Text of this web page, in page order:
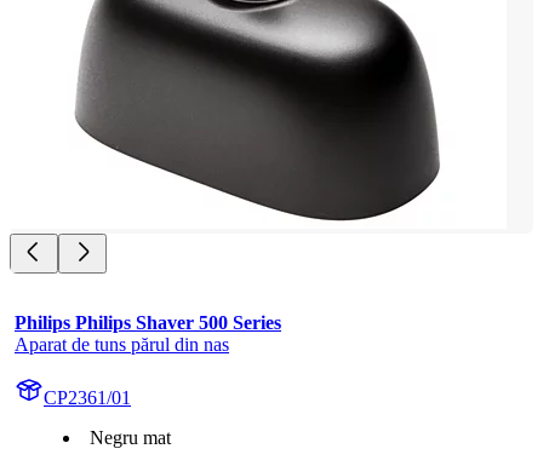
Philips Philips Shaver 500 Series
Aparat de tuns părul din nas
CP2361/01
Negru mat